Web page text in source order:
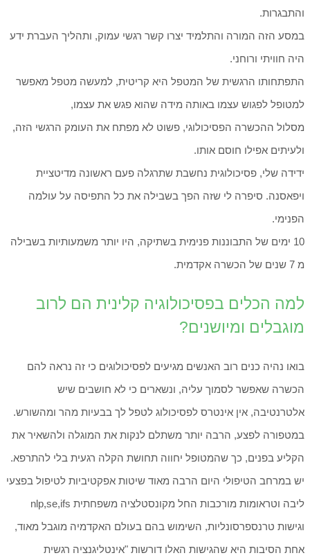
והתבגרות.
במסע הזה המורה והתלמיד יצרו קשר רגשי עמוק, ותהליך העברת ידע
היה חוויתי ורוחני.
התפתחותו הרגשית של המטפל היא קריטית, למעשה מטפל מאפשר
למטופל לפגוש עצמו באותה מידה שהוא פגש את עצמו,
מסלול ההכשרה הפסיכולוגי, פשוט לא מפתח את העומק הרגשי הזה,
ולעיתים אפילו חוסם אותו.
ידידה שלי, פסיכולוגית נחשבת שתרגלה פעם ראשונה מדיטציית
ויפאסנה. סיפרה לי שזה הפך בשבילה את כל התפיסה על עולמה
הפנימי.
10 ימים של התבוננות פנימית בשתיקה, היו יותר משמעותיות בשבילה
מ 7 שנים של הכשרה אקדמית.
למה הכלים בפסיכולוגיה קלינית הם לרוב
מוגבלים ומיושנים?
בואו נהיה כנים רוב האנשים מגיעים לפסיכולוגים כי זה נראה להם
הכשרה שאפשר לסמוך עליה, ונשארים כי לא חושבים שיש
אלטרנטיבה, אין אינטרס לפסיכולוג לטפל לך בבעיות מהר ומהשורש.
במטפורה לפצע, הרבה יותר משתלם לנקות את המוגלה ולהשאיר את
הקליע בפנים, כך שהמטופל יחווה תחושת הקלה רגעית בלי להתרפא.
יש במרחב הטיפולי היום הרבה מאוד שיטות אפקטיביות לטיפול בפצעי
ליבה וטראומות מורכבות החל מקונסטלציה משפחתית nlp,se,ifs
וגישות טרנספרסונליות, השימוש בהם בעולם האקדמיה מוגבל מאוד,
אחת הסיבות היא שהגישות האלו דורשות "אינטליגנציה רגשית